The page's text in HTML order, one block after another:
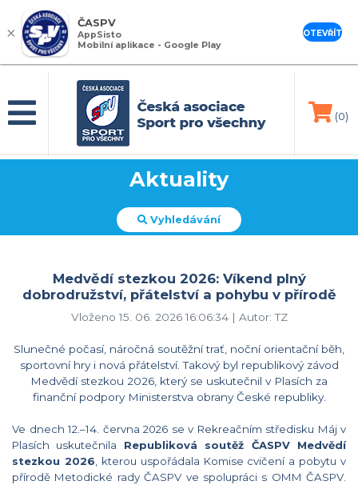
(0)
Aktuality
Vyhledávání
Medvědí stezkou 2026: Víkend plný
dobrodružství, přátelství a pohybu v přírodě
Vloženo 15. 06. 2026 16:06:34 | Autor: TZ
Slunečné počasí, náročná soutěžní trať, noční orientační běh,
sportovní hry i nová přátelství. Takový byl republikový závod
Medvědí stezkou 2026, který se uskutečnil v Plasích za
finanční podpory Ministerstva obrany České republiky.
Ve dnech 12.–14. června 2026 se v Rekreačním středisku Máj v
Plasích uskutečnila Republiková soutěž ČASPV Medvědí
stezkou 2026, kterou uspořádala Komise cvičení a pobytu v
přírodě Metodické rady ČASPV ve spolupráci s OMM ČASPV.
×
ČASPV
AppSisto
Mobilní aplikace - Google Play
OTEVŘÍT